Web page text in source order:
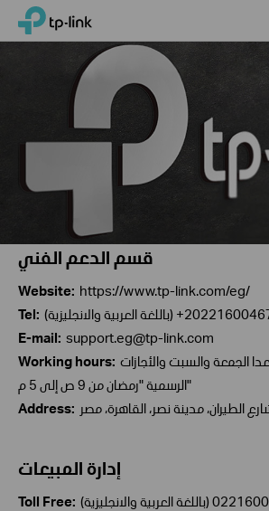
ClickTP-Link, Reliably Smart
قسم الدعم الفني
Website: https://www.tp-link.com/eg/
Tel:
العربية والانجليزية) +20221600467
E-mail: support.eg@tp-link.com
Working hours: ص إلى 7 م، عدا الجمعة والسبت والأجازات
الرسمية "رمضان من 9 ص إلى 5 م"
Address:
إدارة المبيعات
Toll Free:
والانجليزية) 0221600467